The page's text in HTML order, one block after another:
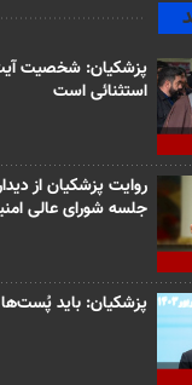
پزشکیان: شخصیت
استثنائی است
روایت پزشکیان از
جلسه شورای عالی
پزشکیان: باید پُست‌ها